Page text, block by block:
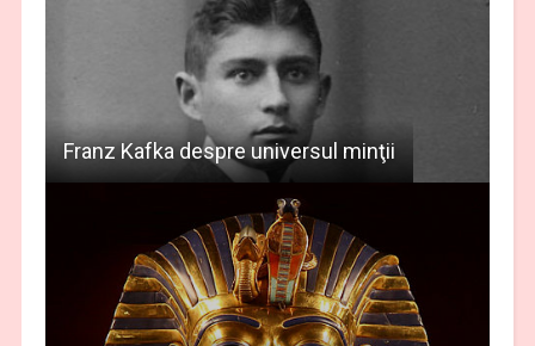
Franz Kafka despre universul minţii